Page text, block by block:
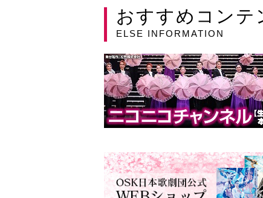
おすすめコンテ
ELSE INFORMATION